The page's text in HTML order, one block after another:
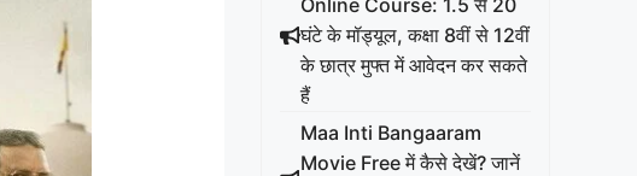
Online Course: 1.5 से 20
घंटे के मॉड्यूल, कक्षा 8वीं से 12वीं
के छात्र मुफ्त में आवेदन कर सकते
हैं
Maa Inti Bangaaram
Movie Free में कैसे देखें? जानें